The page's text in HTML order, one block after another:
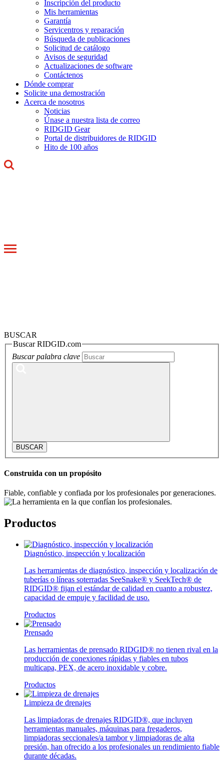
Inscripción del producto
Mis herramientas
Garantía
Servicentros y reparación
Búsqueda de publicaciones
Solicitud de catálogo
Avisos de seguridad
Actualizaciones de software
Contáctenos
Dónde comprar
Solicite una demostración
Acerca de nosotros
Noticias
Únase a nuestra lista de correo
RIDGID Gear
Portal de distribuidores de RIDGID
Hito de 100 años
Toggle
BUSCAR
Buscar RIDGID.com
Buscar palabra clave
BUSCAR
Construida con un propósito
Fiable, confiable y confiada por los profesionales por generaciones.
Productos
Diagnóstico, inspección y localización
Las herramientas de diagnóstico, inspección y localización de
tuberías o líneas soterradas SeeSnake® y SeekTech® de
RIDGID® fijan el estándar de calidad en cuanto a robustez,
capacidad de empuje y facilidad de uso.
Productos
Prensado
Las herramientas de prensado RIDGID® no tienen rival en la
producción de conexiones rápidas y fiables en tubos
multicapa, PEX, de acero inoxidable y cobre.
Productos
Limpieza de drenajes
Las limpiadoras de drenajes RIDGID®, que incluyen
herramientas manuales, máquinas para fregaderos,
limpiadoras seccionales/a tambor y limpiadoras de alta
presión, han ofrecido a los profesionales un rendimiento fiable
durante décadas.